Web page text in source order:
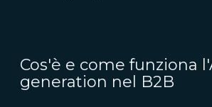
Cos'è e come funziona
generation nel B2B